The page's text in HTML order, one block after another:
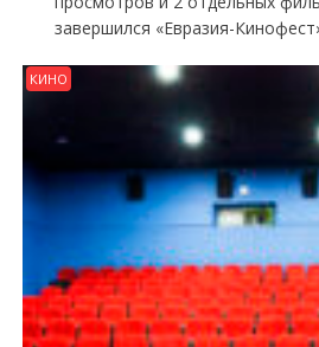
завершился «Евразия-
КИНО